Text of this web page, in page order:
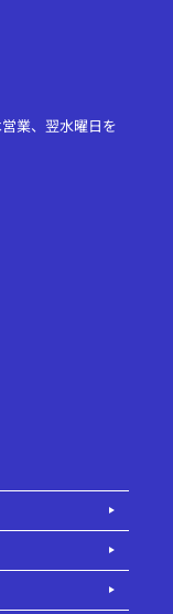
業、翌水曜日を